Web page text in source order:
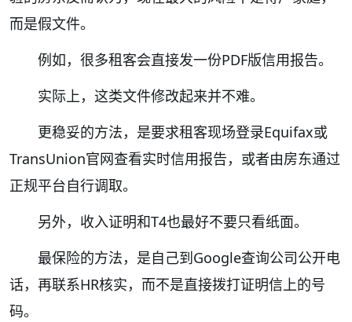
而是假文件。
例如，很多租客会直接发一份PDF版信用报告。
实际上，这类文件修改起来并不难。
更稳妥的方法，是要求租客现场登录Equifax或
TransUnion官网查看实时信用报告，或者由房东通过
正规平台自行调取。
另外，收入证明和T4也最好不要只看纸面。
最保险的方法，是自己到Google查询公司公开电
话，再联系HR核实，而不是直接拨打证明信上的号
码。